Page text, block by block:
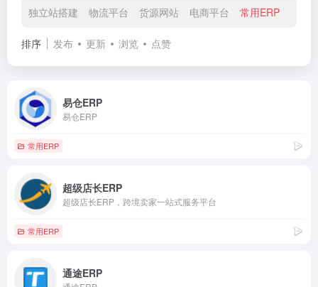
独立站搭建 物流平台 货源网站 电商平台 常用ERP
排序 发布 更新 浏览 点赞
易仓ERP
易仓ERP
常用ERP
超级店长ERP
超级店长ERP，跨境卖家一站式服务平台
常用ERP
通途ERP